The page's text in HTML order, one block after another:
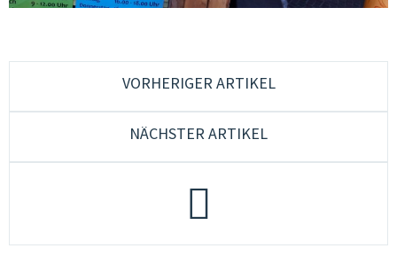
GIOVANI IN EUROPA & PLURILINGUISMO
GRUPPI DI LAVORO
JUGENDCOACHINGGIOVANI
VORHERIGER ARTIKEL
NÄCHSTER ARTIKEL